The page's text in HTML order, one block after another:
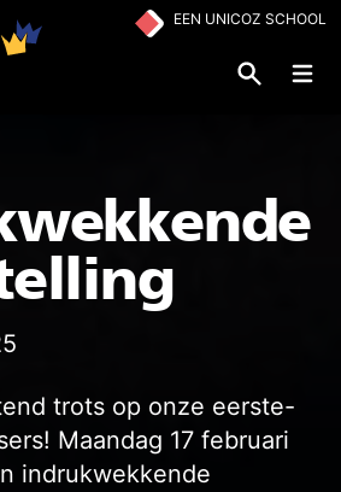
EEN UNICOZ SCHOOL
trots op onze eerste-
Maandag 17 februari
indrukwekkende